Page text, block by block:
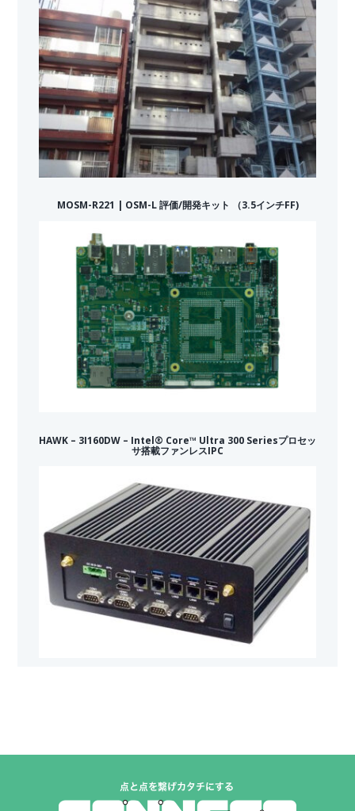
MOSM-R221 | OSM-L 評価/開発キット （3.5インチFF)
HAWK – 3I160DW – Intel® Core™ Ultra 300 Seriesプロセッ
サ搭載ファンレスIPC